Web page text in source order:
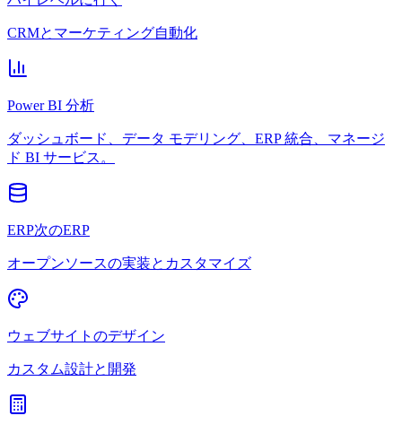
CRMとマーケティング自動化
Power BI 分析
ダッシュボード、データ モデリング、ERP 統合、マネージ
ド BI サービス。
ERP次のERP
オープンソースの実装とカスタマイズ
ウェブサイトのデザイン
カスタム設計と開発